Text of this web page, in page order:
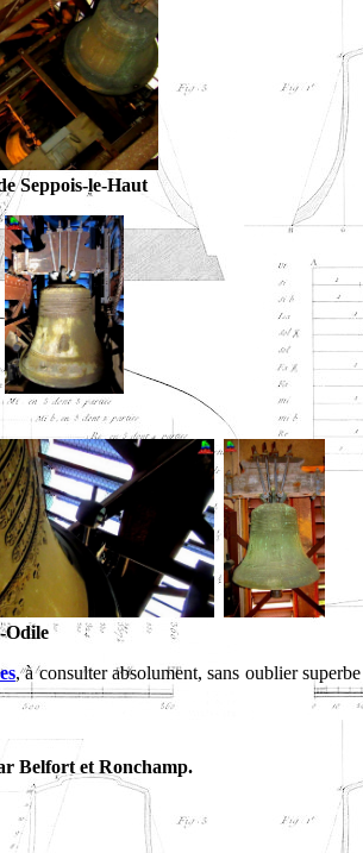
Seppois-le-Haut
Odile
, à consulter absolument, sans oublier superbe
Belfort et Ronchamp.